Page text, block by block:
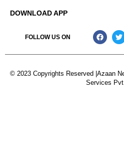
DOWNLOAD APP
FOLLOW US ON
© 2023 Copyrights Reserved |Azaan
Services